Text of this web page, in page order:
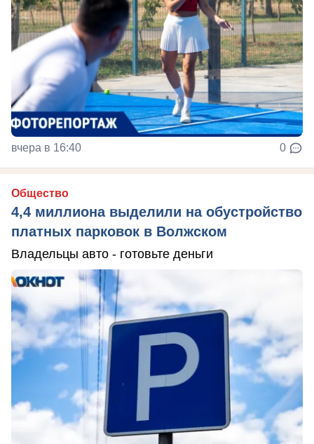
вчера в 16:40 0
Общество
4,4 миллиона выделили на обустройство
платных парковок в Волжском
Владельцы авто - готовьте деньги